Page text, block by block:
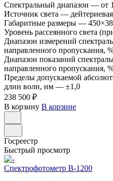
Спектральный диапазон — от
Источник света —
Габаритные размеры —
Уровень рассеянного света
Диапазон измерений
направленного пропускания,
Диапазон показаний
направленного пропускания,
Пределы допускаемой
длин волн, нм — ±1,0
238 500 ₽
В корзину В корзине
Госреестр
Быстрый просмотр
Спектрофотометр В-1200